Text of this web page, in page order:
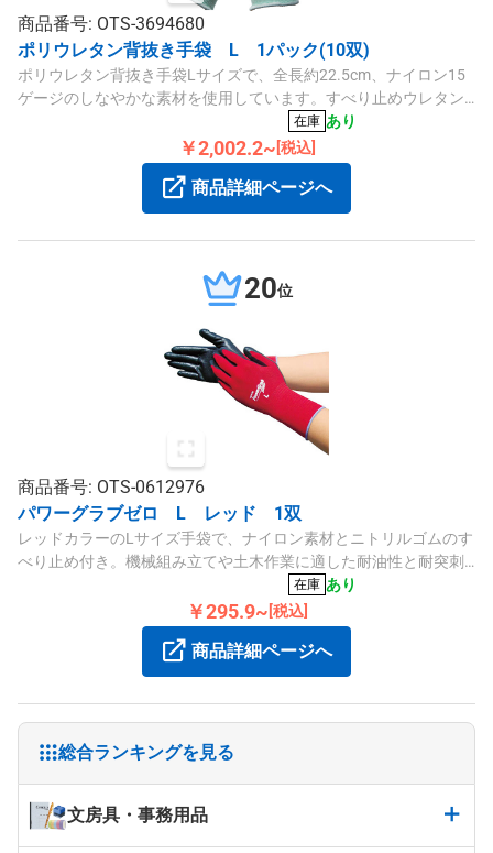
総合ランキングを見る
文房具・事務用品
商品番号: OTS-3694680
ポリウレタン背抜き手袋 L 1パック(10双)
ポリウレタン背抜き手袋Lサイズで、全長約22.5cm、ナイロン15
ゲージのしなやかな素材を使用しています。すべり止めウレタン
コーティングで精密作業に適しており、茶色の裾部カラー、10双
在庫 あり
￥2,002.2~ [税込]
商品詳細ページへ
20位
商品番号: OTS-0612976
パワーグラブゼロ L レッド 1双
レッドカラーのLサイズ手袋で、ナイロン素材とニトリルゴムのす
べり止め付き。機械組み立てや土木作業に適した耐油性と耐突刺
性を備え、通気性も良く長時間の作業に快適です。
在庫 あり
￥295.9~ [税込]
商品詳細ページへ